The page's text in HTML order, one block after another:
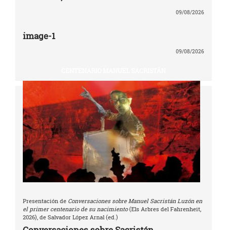
09/08/2026
image-1
09/08/2026
Presentación de Conversaciones sobre Manuel Sacristán Luzón en
el primer centenario de su nacimiento(Els Arbres del Fahrenheit,
2026), de Salvador López Arnal (ed.)